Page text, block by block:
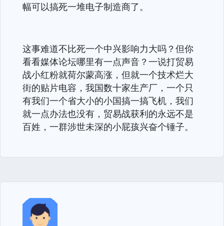
幅可以搞死一堆电子制造商了。
这事难道不比死一个中兴影响力大吗？但你
看看媒体论坛哪里有一点声音？一说打贸易
战小红粉就荷尔蒙高涨，但就一个技术烂大
街的贴片电容，我国数十家生产厂，一个只
有我们一个省大小的小国搞一搞飞机，我们
就一点办法也没有，贸易战获利的永远不是
百姓，一群涉世未深的小屁孩兴奋个锤子。